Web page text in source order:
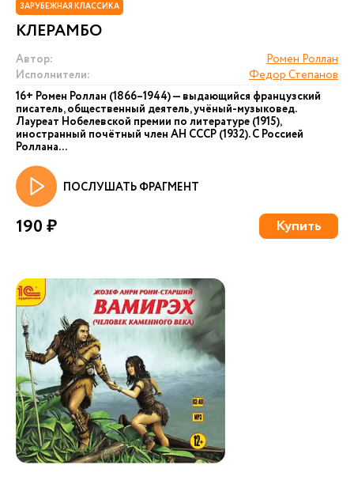
ЗАРУБЕЖНАЯ КЛАССИКА
КЛЕРАМБО
Автор:
Ромен Роллан
Исполнители:
Федор Степанов
16+ Ромен Роллан (1866–1944) — выдающийся французский
писатель, общественный деятель, учёный-музыковед.
Лауреат Нобелевской премии по литературе (1915),
иностранный почётный член АН СССР (1932). С Россией
Роллана...
ПОСЛУШАТЬ ФРАГМЕНТ
190 ₽ Купить